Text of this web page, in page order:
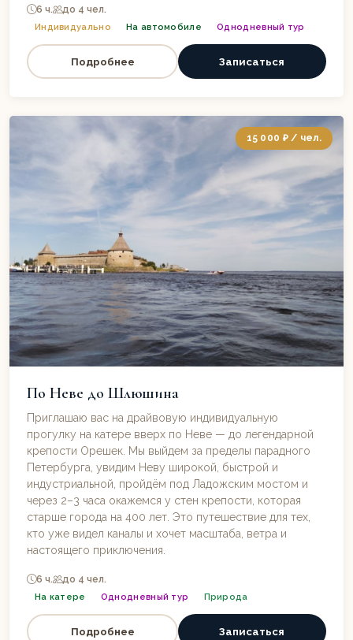
6 ч. до 4 чел.
Индивидуально На автомобиле Однодневный тур
Подробнее Записаться
15 000 ₽ / чел.
По Неве до Шлюшина
Приглашаю вас на драйвовую индивидуальную
прогулку на катере вверх по Неве — до легендарной
крепости Орешек. Мы выйдем за пределы парадного
Петербурга, увидим Неву широкой, быстрой и
индустриальной, пройдём под Ладожским мостом и
через 2–3 часа окажемся у стен крепости, которая
старше города на 400 лет. Это путешествие для тех,
кто уже видел каналы и хочет масштаба, ветра и
настоящего приключения.
6 ч. до 4 чел.
На катере Однодневный тур Природа
Подробнее Записаться